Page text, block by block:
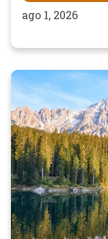
ago 1, 2026